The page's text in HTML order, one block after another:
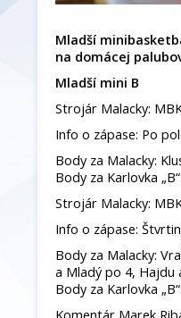
Mladší
na domácej
Mladší mini B
Strojár Malacky:
Info o zápase: Po
Body za Malacky:
Body za Karlovka
Strojár Malacky:
Info o zápase:
Body za Malacky:
a Mladý po 4, Hajdu
Body za Karlovka